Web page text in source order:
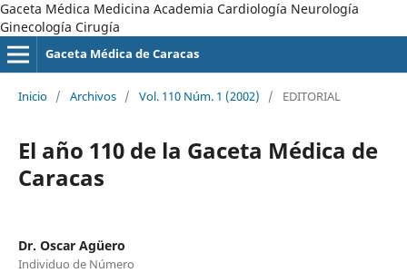
Gaceta Médica Medicina Academia Cardiología Neurología
Ginecología Cirugía
Gaceta Médica de Caracas
Inicio / Archivos / Vol. 110 Núm. 1 (2002) / EDITORIAL
El año 110 de la Gaceta Médica de
Caracas
Dr. Oscar Agüero
Individuo de Número